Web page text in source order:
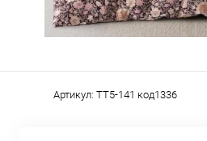
Артикул: TT5-141 код1336